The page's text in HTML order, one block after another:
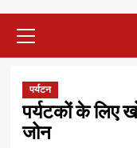
Menu
पर्यटन
पर्यटकों के लिए
जोन